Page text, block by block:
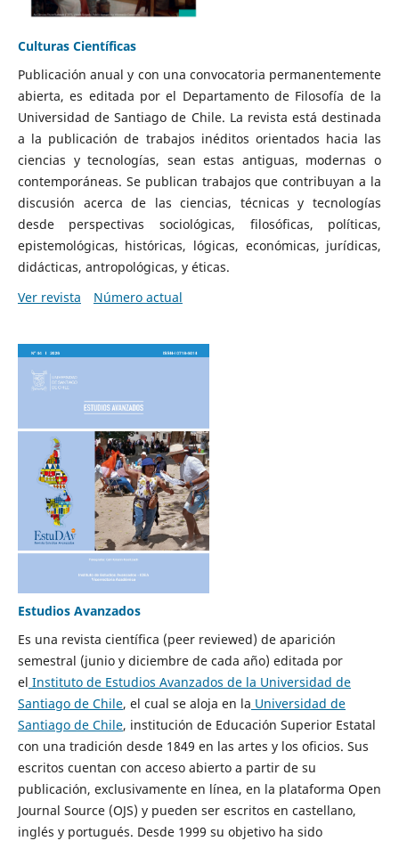
Culturas Científicas
Publicación anual y con una convocatoria permanentemente
abierta, es editada por el Departamento de Filosofía de la
Universidad de Santiago de Chile. La revista está destinada
a la publicación de trabajos inéditos orientados hacia las
ciencias y tecnologías, sean estas antiguas, modernas o
contemporáneas. Se publican trabajos que contribuyan a la
discusión acerca de las ciencias, técnicas y tecnologías
desde perspectivas sociológicas, filosóficas, políticas,
epistemológicas, históricas, lógicas, económicas, jurídicas,
didácticas, antropológicas, y éticas.
Ver revista
Número actual
Estudios Avanzados
Es una revista científica (peer reviewed) de aparición
semestral (junio y diciembre de cada año) editada por
el Instituto de Estudios Avanzados de la Universidad de
Santiago de Chile, el cual se aloja en la Universidad de
Santiago de Chile, institución de Educación Superior Estatal
con una tradición desde 1849 en las artes y los oficios. Sus
escritos cuentan con acceso abierto a partir de su
publicación, exclusivamente en línea, en la plataforma Open
Journal Source (OJS) y pueden ser escritos en castellano,
inglés y portugués. Desde 1999 su objetivo ha sido